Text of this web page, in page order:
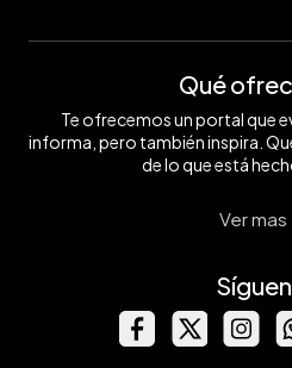
Qué
Te ofrecemos un portal que
informa, pero también inspira.
de lo que está
Ver